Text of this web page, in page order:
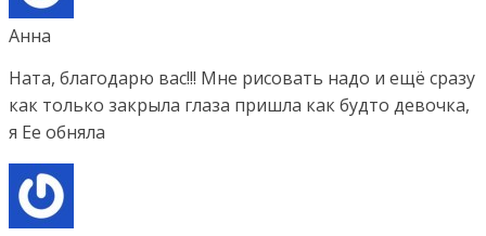
Анна
Ната, благодарю вас!!! Мне рисовать надо и ещё сразу
как только закрыла глаза пришла как будто девочка,
я Ее обняла